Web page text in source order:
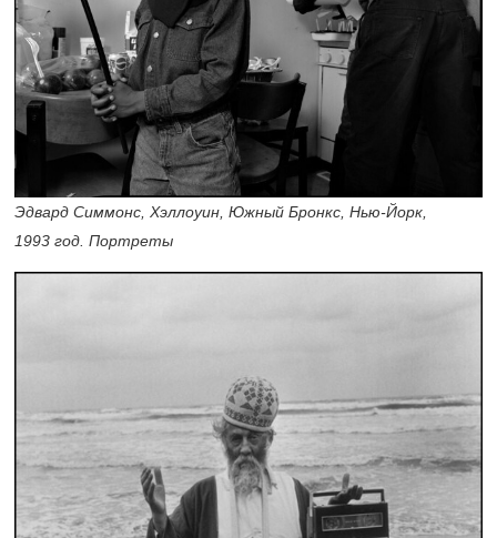
Эдвард Симмонс, Хэллоуин, Южный Бронкс, Нью-Йорк,
1993 год. Портреты